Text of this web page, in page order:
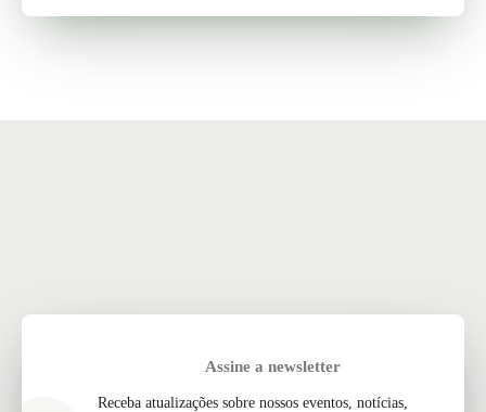
Assine a newsletter
Receba atualizações sobre nossos eventos, notícias,